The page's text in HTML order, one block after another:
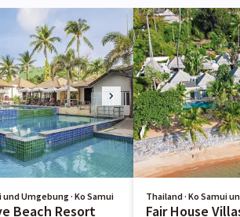
und Umgebung · Ko Samui
Beach Resort
Thailand · Ko Samui
Fair House